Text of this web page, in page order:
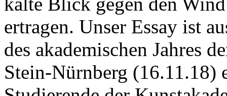
ertragen. Unser Essay ist
des akademischen Jahres
Stein-Nürnberg (16.11.18)